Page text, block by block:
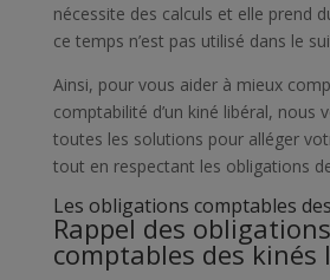
nécessite des calculs et elle prend
ce temps n’est pas utilisé dans le
Ainsi, pour vous aider à mieux
comptabilité d’un kiné libéral, nous
toutes les solutions pour alléger
tout en respectant les obligations de
Les obligations comptables
Rappel des obligations
comptables des kinés